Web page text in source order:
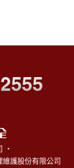
‧
護股份有限公司